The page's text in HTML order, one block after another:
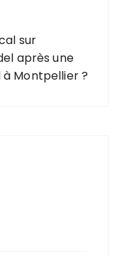
sur
après une
Montpellier ?